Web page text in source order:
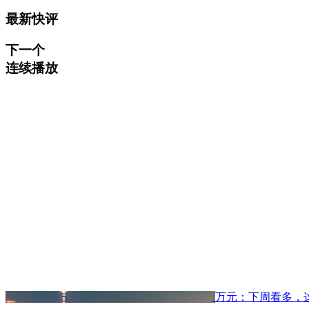
最新快评
下一个
连续播放
万元：下周看多，